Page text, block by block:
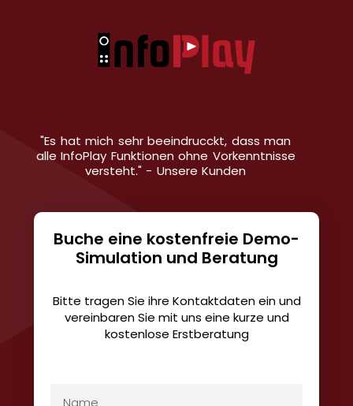
"Es hat mich sehr beeindrucckt, dass man
alle InfoPlay Funktionen ohne Vorkenntnisse
versteht." - Unsere Kunden
Buche eine kostenfreie Demo-
Simulation und Beratung
Bitte tragen Sie ihre Kontaktdaten ein und
vereinbaren Sie mit uns eine kurze und
kostenlose Erstberatung